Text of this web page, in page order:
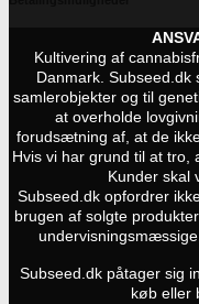
Kultivering af
Danmark.
samlerobjekter og til
at overholde
forudsætning af, at de
Hvis vi har grund til at tro,
Kunder skal
Subseed.dk opfordrer
brugen af solgte
Subseed.dk påtager sig
køb eller